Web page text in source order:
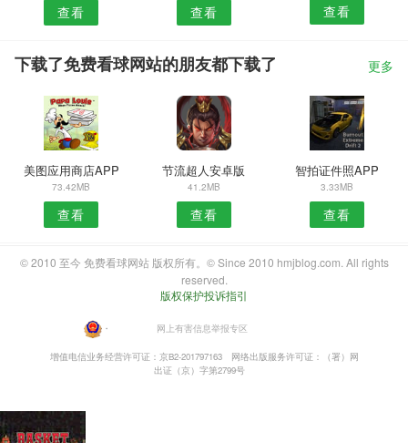
查看 查看 查看
下载了免费看球网站的朋友都下载了 更多
美图应用商店APP
73.42MB
查看
节流超人安卓版
41.2MB
查看
智拍证件照APP
3.33MB
查看
© 2010 至今 免费看球网站 版权所有。© Since 2010 hmjblog.com. All rights
reserved.
版权保护投诉指引
・ 网上有害信息举报专区
增值电信业务经营许可证：京B2-201797163
网络出版服务许可证：（署）网
出证（京）字第2799号